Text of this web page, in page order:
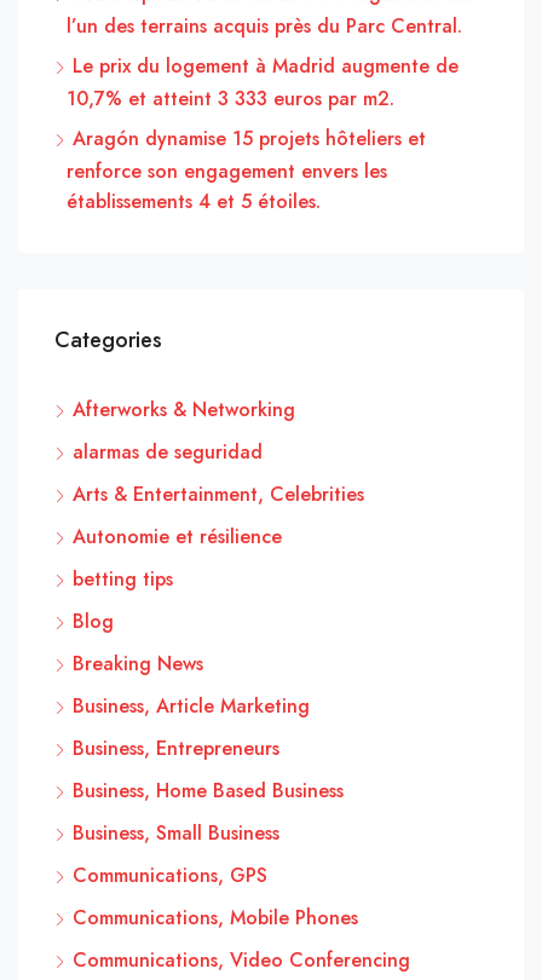
l’un des terrains acquis près du Parc Central.
Le prix du logement à Madrid augmente de
10,7% et atteint 3 333 euros par m2.
Aragón dynamise 15 projets hôteliers et
renforce son engagement envers les
établissements 4 et 5 étoiles.
Categories
Afterworks & Networking
alarmas de seguridad
Arts & Entertainment, Celebrities
Autonomie et résilience
betting tips
Blog
Breaking News
Business, Article Marketing
Business, Entrepreneurs
Business, Home Based Business
Business, Small Business
Communications, GPS
Communications, Mobile Phones
Communications, Video Conferencing